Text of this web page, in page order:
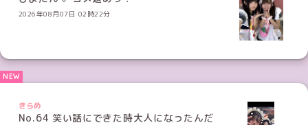
2026年08月07日 02時22分
きらめ
No.64 笑い話にできた時大人になったんだ